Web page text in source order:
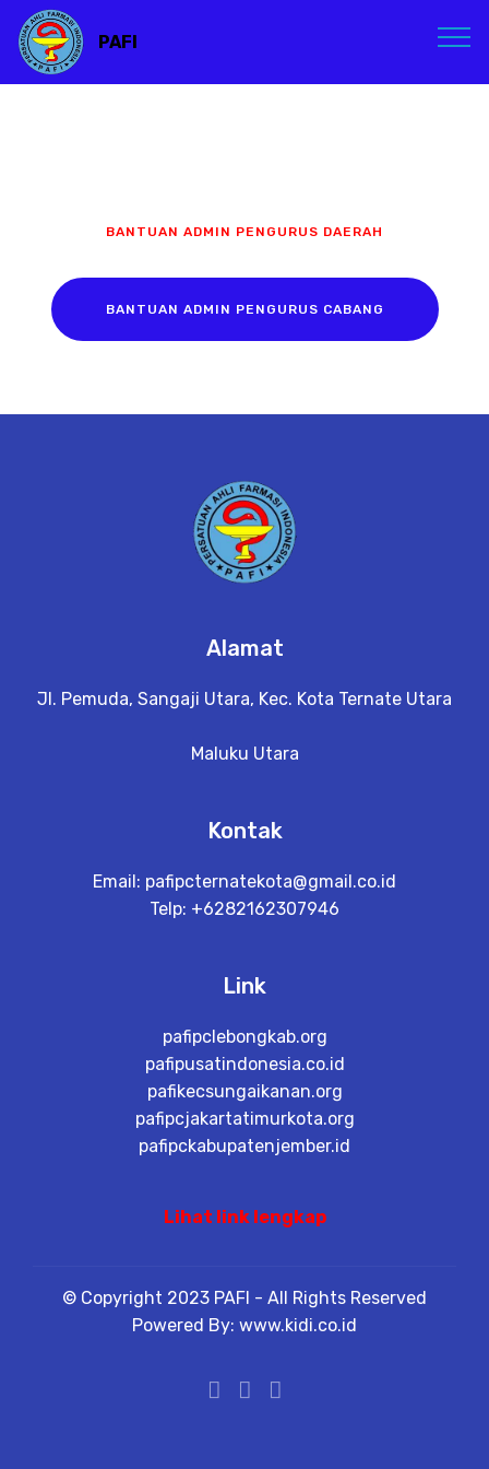
PAFI
BANTUAN ADMIN PENGURUS DAERAH
BANTUAN ADMIN PENGURUS CABANG
Alamat
Jl. Pemuda, Sangaji Utara, Kec. Kota Ternate Utara
Maluku Utara
Kontak
Email: pafipcternatekota@gmail.co.id
Telp: +6282162307946
Link
pafipclebongkab.org
pafipusatindonesia.co.id
pafikecsungaikanan.org
pafipcjakartatimurkota.org
pafipckabupatenjember.id
Lihat link lengkap
© Copyright 2023 PAFI - All Rights Reserved
Powered By: www.kidi.co.id